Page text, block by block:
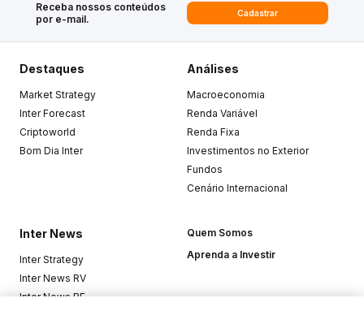
Receba nossos conteúdos
por e-mail.
Cadastrar
Destaques
Market Strategy
Inter Forecast
Criptoworld
Bom Dia Inter
Análises
Macroeconomia
Renda Variável
Renda Fixa
Investimentos no Exterior
Fundos
Cenário Internacional
Inter News
Inter Strategy
Inter News RV
Inter News RF
Quem Somos
Aprenda a Investir